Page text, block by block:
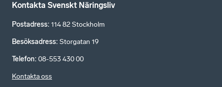
Kontakta Svenskt Näringsliv
Postadress: 114 82 Stockholm
Besöksadress: Storgatan 19
Telefon: 08-553 430 00
Kontakta oss